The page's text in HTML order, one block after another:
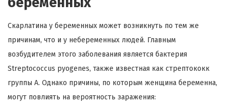
Скарлатина у беременных может возникнуть по тем же
причинам, что и у небеременных людей. Главным
возбудителем этого заболевания является бактерия
Streptococcus pyogenes, также известная как стрептококк
группы A. Однако причины, по которым женщина беременна,
могут повлиять на вероятность заражения: